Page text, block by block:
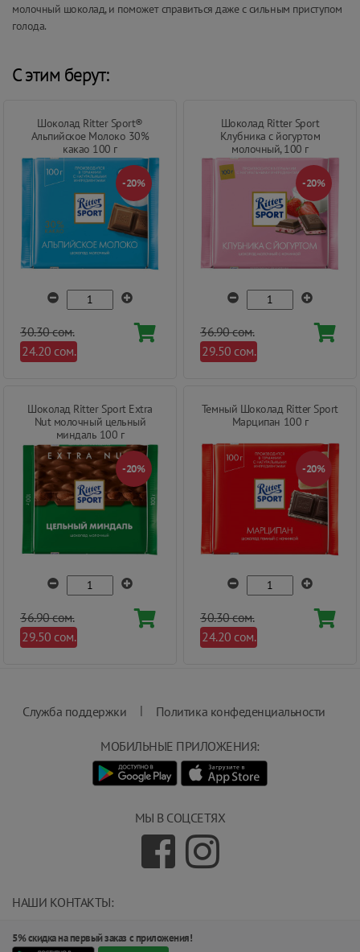
молочный шоколад, и поможет справиться даже с сильным приступом
голода.
С этим берут:
Шоколад Ritter Sport®
Альпийское Молоко 30%
какао 100 г
-20%
30.30 сом.
24.20 сом.
Шоколад Ritter Sport
Клубника с йогуртом
молочный, 100 г
-20%
36.90 сом.
29.50 сом.
Шоколад Ritter Sport Extra
Nut молочный цельный
миндаль 100 г
-20%
36.90 сом.
29.50 сом.
Темный Шоколад Ritter Sport
Марципан 100 г
-20%
30.30 сом.
24.20 сом.
Служба поддержки | Политика конфеденциальности
МЫ В СОЦСЕТЯХ
НАШИ КОНТАКТЫ:
(+992) 551 555 551
МОБИЛЬНЫЕ ПРИЛОЖЕНИЯ:
5% скидка на первый заказ с приложения!